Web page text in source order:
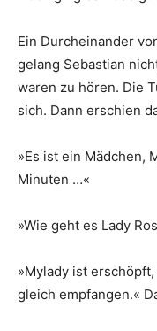
Ein Durcheinander
gelang Sebastian
waren zu hören. Die
sich. Dann erschien
»Es ist ein Mädchen,
Minuten …«
»Wie geht es Lady
»Mylady ist
gleich empfangen.«